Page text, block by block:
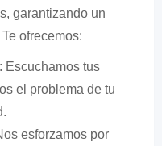
garantizando un
ofrecemos:
: Escuchamos tus
el problema de tu
esforzamos por